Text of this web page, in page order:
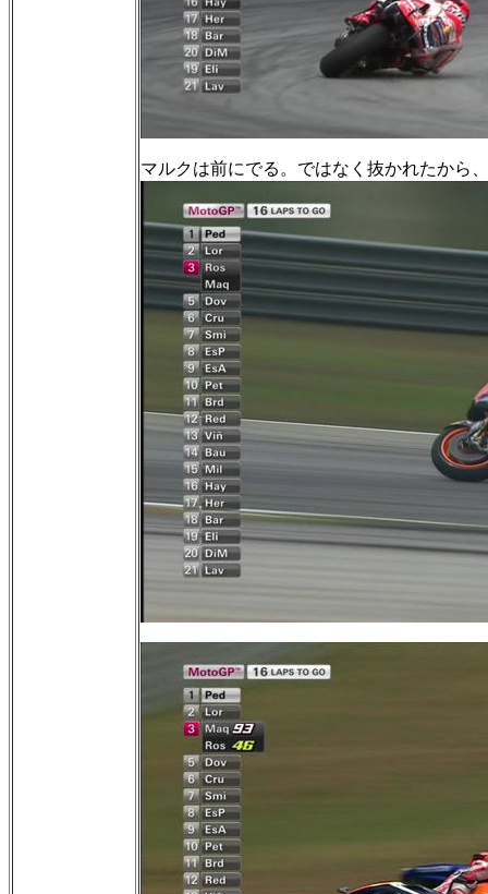
マルクは前にでる。ではなく抜かれたから